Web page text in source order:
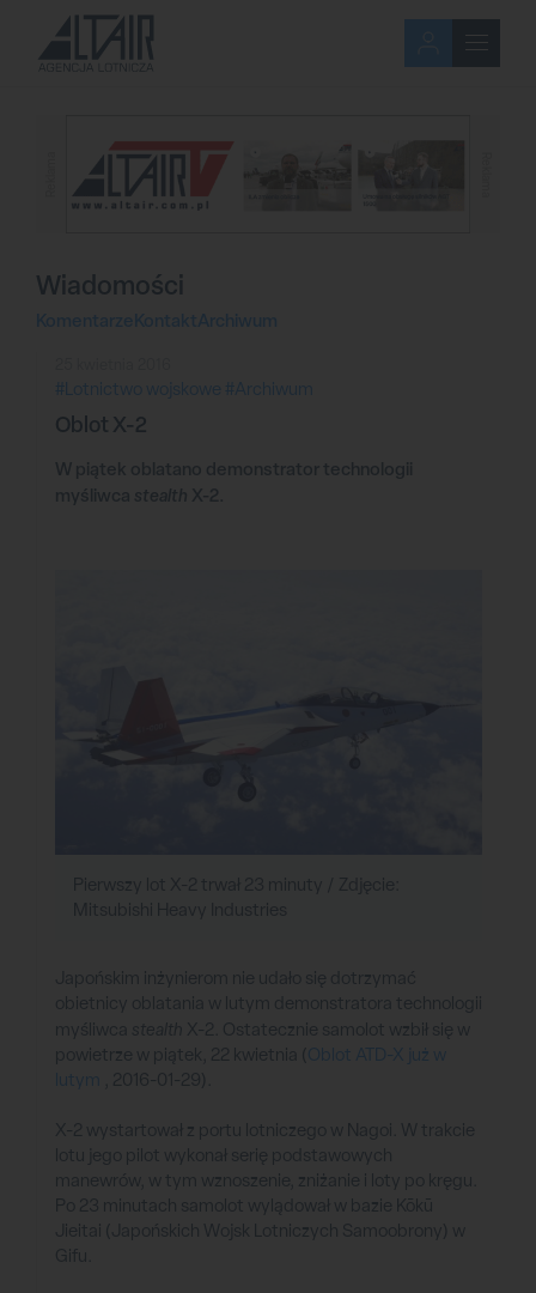
Wiadomości
KomentarzeKontaktArchiwum
#Lotnictwo wojskowe #Archiwum
Oblot X-2
W piątek oblatano demonstrator technologii
myśliwca stealth X-2.
Japońskim inżynierom nie udało się dotrzymać
obietnicy oblatania w lutym demonstratora technologii
myśliwca
stealth X-2. Ostatecznie samolot wzbił się w
powietrze w piątek, 22 kwietnia ( Oblot ATD-X już w
lutym
, 2016-01-29).
X-2 wystartował z portu lotniczego w Nagoi. W trakcie
lotu jego pilot wykonał serię podstawowych
manewrów, w tym wznoszenie, zniżanie i loty po kręgu.
Po 23 minutach samolot wylądował w bazie Kōkū
Jieitai (Japońskich Wojsk Lotniczych Samoobrony) w
Gifu.